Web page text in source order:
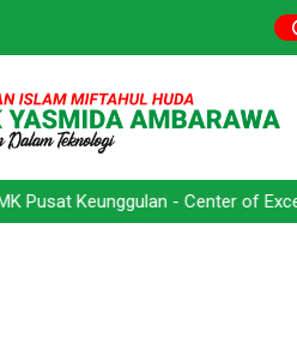
Keunggulan - Center of